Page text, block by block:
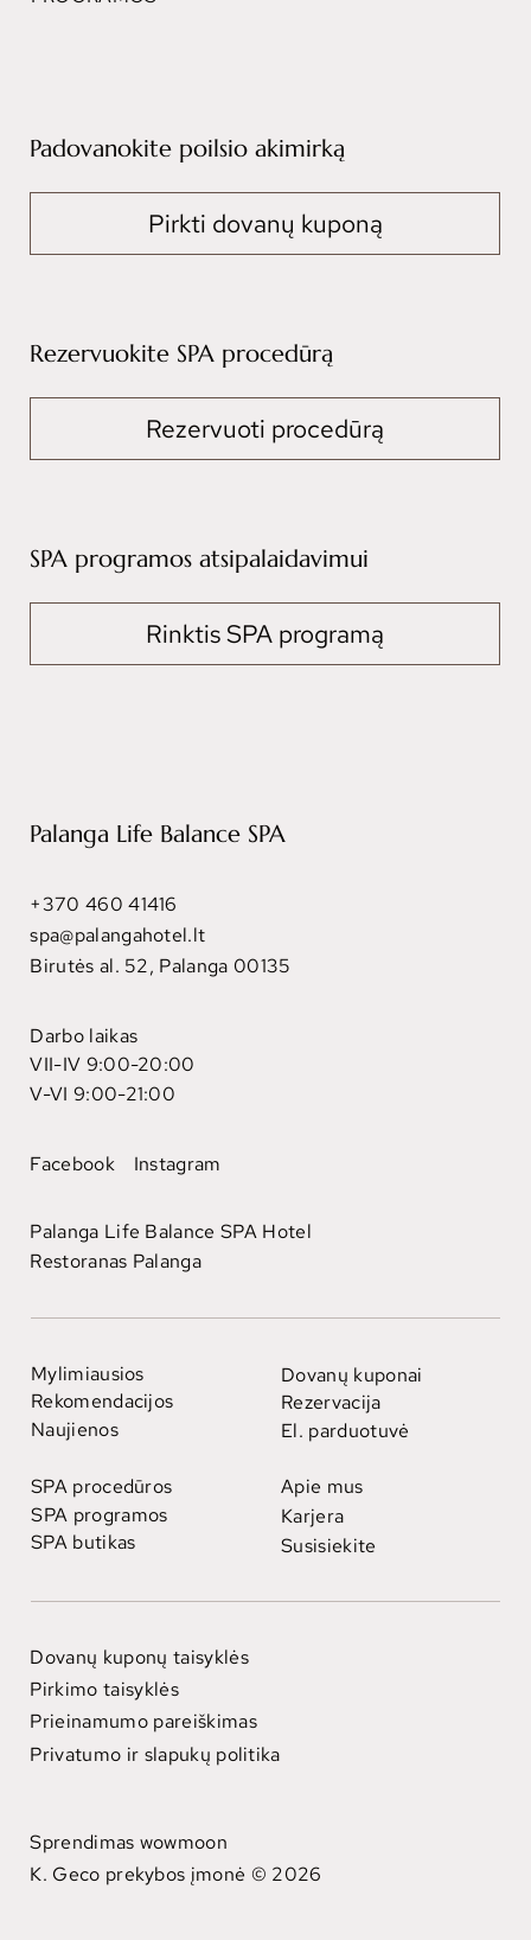
Padovanokite poilsio akimirką
Pirkti dovanų kuponą
Rezervuokite SPA procedūrą
Rezervuoti procedūrą
SPA programos atsipalaidavimui
Rinktis SPA programą
Mylimiausios
Rekomendacijos
Naujienos
SPA procedūros
SPA programos
SPA butikas
Dovanų kuponai
Rezervacija
El. parduotuvė
Apie mus
Karjera
Susisiekite
Palanga Life Balance SPA
+370 460 41416
spa@palangahotel.lt
Birutės al. 52, Palanga 00135
Darbo laikas
VII-IV 9:00-20:00
V-VI 9:00-21:00
Facebook Instagram
Palanga Life Balance SPA Hotel
Restoranas Palanga
Sprendimas wowmoon
K. Geco prekybos įmonė © 2026
Dovanų kuponų taisyklės
Pirkimo taisyklės
Prieinamumo pareiškimas
Privatumo ir slapukų politika